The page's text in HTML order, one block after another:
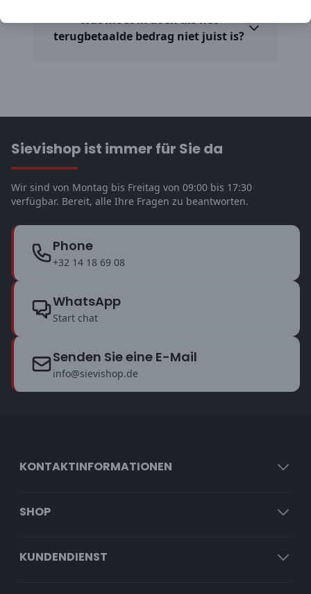
Wat moet ik doen als het
terugbetaalde bedrag niet juist is?
Sievishop ist immer für Sie da
Wir sind von Montag bis Freitag von 09:00 bis 17:30
verfügbar. Bereit, alle Ihre Fragen zu beantworten.
Phone
+32 14 18 69 08
WhatsApp
Start chat
Senden Sie eine E-Mail
info@sievishop.de
KONTAKTINFORMATIONEN
SHOP
KUNDENDIENST